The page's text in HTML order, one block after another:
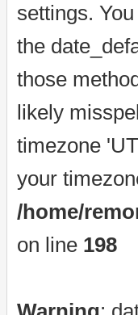
settings.
the
those
likely
timezone
your
/home/
on line 198